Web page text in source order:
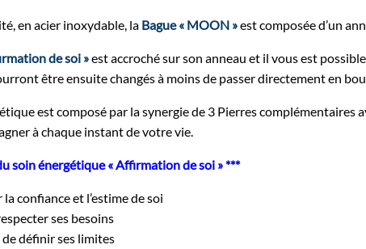
en acier inoxydable, la Bague « MOON »est composée d’un
de soi »est accroché sur son anneau et il vous est
être ensuite changés à moins de passer directement en
est composé par la synergie de 3 Pierres
à chaque instant de votre vie.
soin énergétique « Affirmation de soi » ***
confiance et l’estime de soi
ses besoins
définir ses limites